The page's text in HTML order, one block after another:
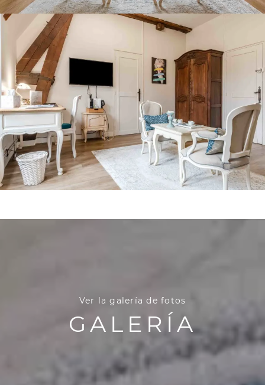
Ver la galería de fotos
GALERÍA